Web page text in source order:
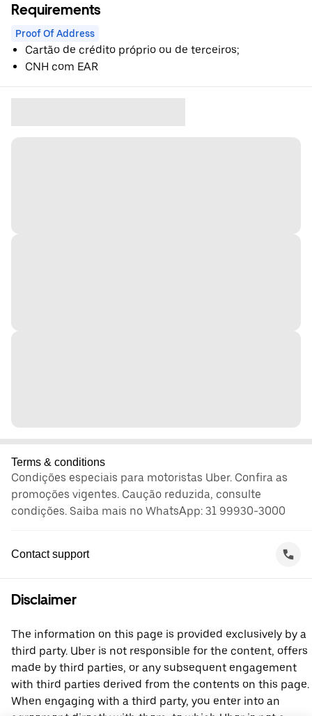
Requirements
Proof Of Address
Cartão de crédito próprio ou de terceiros;
CNH com EAR
Terms & conditions
Condições especiais para motoristas Uber. Confira as
promoções vigentes. Caução reduzida, consulte
condições. Saiba mais no WhatsApp: 31 99930-3000
Contact support
Disclaimer
The information on this page is provided exclusively by a
third party. Uber is not responsible for the content, offers
made by third parties, or any subsequent engagement
with third parties derived from the contents on this page.
When engaging with a third party, you enter into an